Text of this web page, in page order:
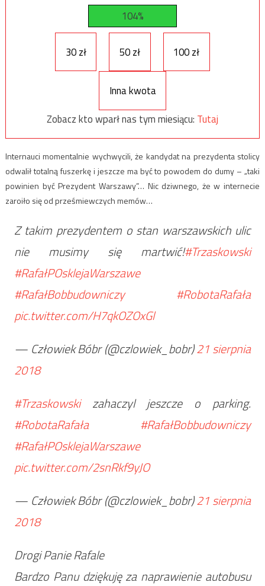
104%
30 zł 50 zł 100 zł
Inna kwota
Zobacz kto wparł nas tym miesiącu: Tutaj
Internauci momentalnie wychwycili, że kandydat na prezydenta stolicy
odwalił totalną fuszerkę i jeszcze ma być to powodem do dumy – „taki
powinien być Prezydent Warszawy”… Nic dziwnego, że w internecie
zaroiło się od prześmiewczych memów…
Z takim prezydentem o stan warszawskich ulic
nie musimy się martwić!#Trzaskowski
#RafałPOsklejaWarszawe
#RafałBobbudowniczy
#RobotaRafała
pic.twitter.com/H7qkOZOxGl
— Człowiek Bóbr (@czlowiek_bobr)21 sierpnia
2018
#Trzaskowskizahaczyl jeszcze o parking.
#RobotaRafała
#RafałBobbudowniczy
#RafałPOsklejaWarszawe
pic.twitter.com/2snRkf9yJO
— Człowiek Bóbr (@czlowiek_bobr)21 sierpnia
2018
Drogi Panie Rafale
Bardzo Panu dziękuję za naprawienie autobusu